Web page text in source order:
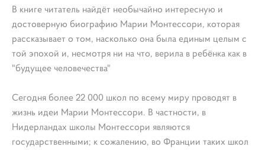
В книге читатель найдёт необычайно интересную и
достоверную биографию Марии Монтессори, которая
рассказывает о том, насколько она была единым целым с
той эпохой и, несмотря ни на что, верила в ребёнка как в
"будущее человечества"
Сегодня более 22 000 школ по всему миру проводят в
жизнь идеи Марии Монтессори. В частности, в
Нидерландах школы Монтессори являются
государственными; к сожалению, во Франции таких школ